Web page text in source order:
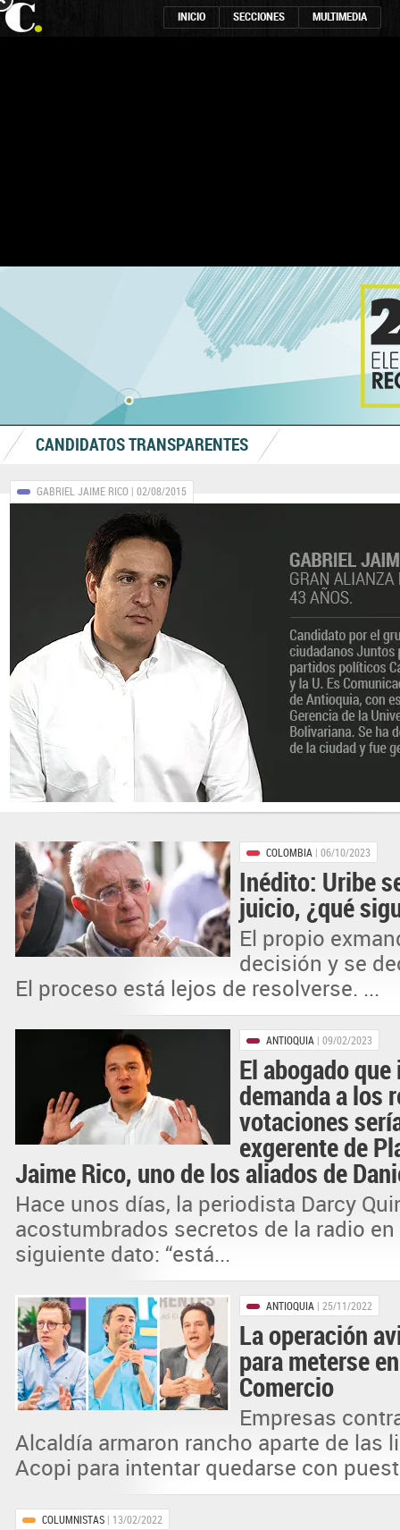
INICIO SECCIONES MULTIMEDIA
CANDIDATOS TRANSPARENTES
GABRIEL JAIME RICO | 02/08/2015
COLOMBIA | 06/10/2023
Inédito: Uribe
juicio, ¿qué
El propio
decisión y se
El proceso está lejos de resolverse. ...
ANTIOQUIA | 09/02/2023
El abogado
demanda a los
votaciones
exgerente de
Jaime Rico, uno de los aliados de
Hace unos días, la periodista Darcy
acostumbrados secretos de la radio
siguiente dato: “está...
ANTIOQUIA | 25/11/2022
La operación
para meterse
Comercio
Empresas
Alcaldía armaron rancho aparte de las
Acopi para intentar quedarse con
COLUMNISTAS | 13/02/2022